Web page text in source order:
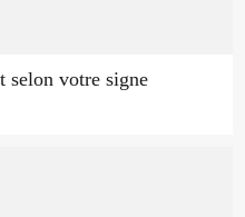
selon votre signe